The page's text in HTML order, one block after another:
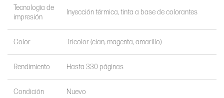
Tecnología de
impresión
Inyección térmica, tinta a base de colorantes
Color Tricolor (cian, magenta, amarillo)
Rendimiento Hasta 330 páginas
Condición Nuevo